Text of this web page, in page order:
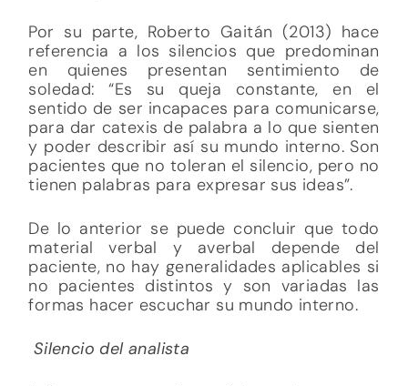
Por su parte, Roberto Gaitán (2013) hace
referencia a los silencios que predominan
en quienes presentan sentimiento de
soledad: “Es su queja constante, en el
sentido de ser incapaces para comunicarse,
para dar catexis de palabra a lo que sienten
y poder describir así su mundo interno. Son
pacientes que no toleran el silencio, pero no
tienen palabras para expresar sus ideas”.
De lo anterior se puede concluir que todo
material verbal y averbal depende del
paciente, no hay generalidades aplicables si
no pacientes distintos y son variadas las
formas hacer escuchar su mundo interno.
Silencio del analista